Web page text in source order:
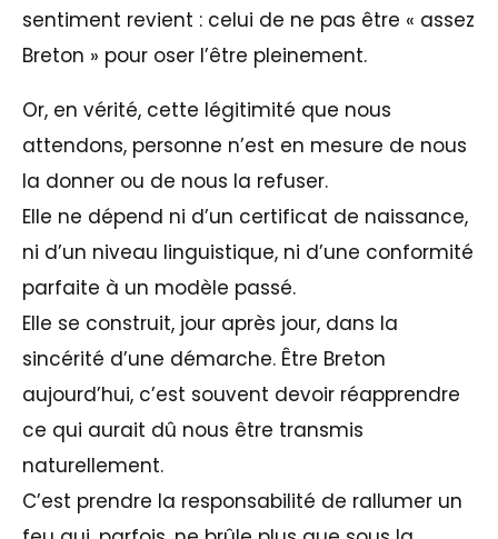
sentiment revient : celui de ne pas être « assez
Breton » pour oser l’être pleinement.
Or, en vérité, cette légitimité que nous
attendons, personne n’est en mesure de nous
la donner ou de nous la refuser.
Elle ne dépend ni d’un certificat de naissance,
ni d’un niveau linguistique, ni d’une conformité
parfaite à un modèle passé.
Elle se construit, jour après jour, dans la
sincérité d’une démarche. Être Breton
aujourd’hui, c’est souvent devoir réapprendre
ce qui aurait dû nous être transmis
naturellement.
C’est prendre la responsabilité de rallumer un